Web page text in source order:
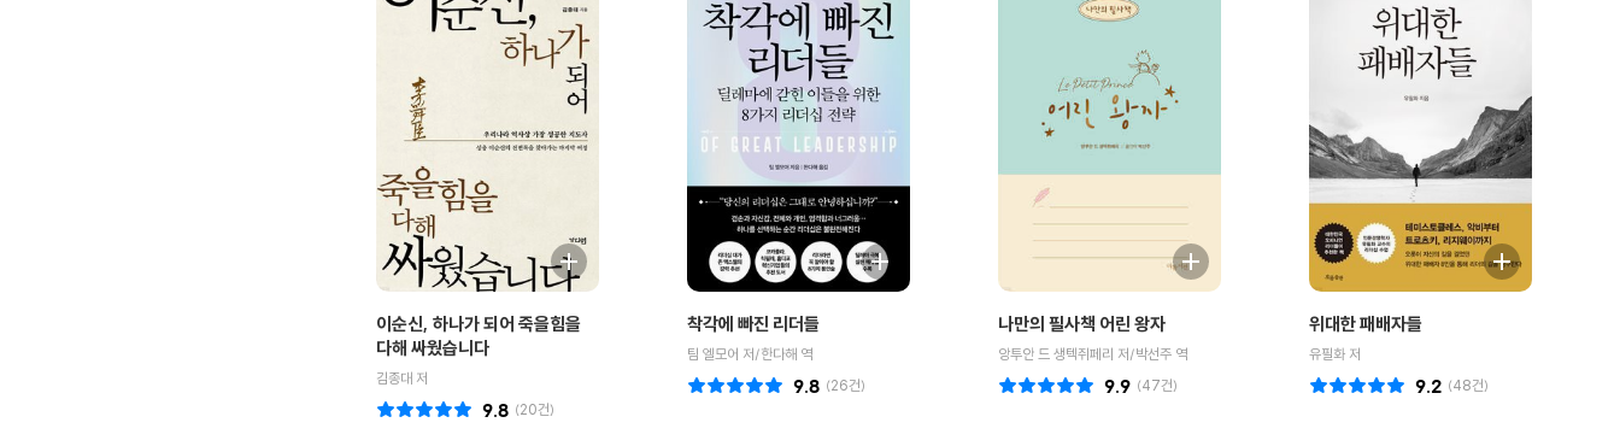
이순신, 하나가 되어 죽을힘을
다해 싸웠습니다
김종대 저
(20건)
9.8
착각에 빠진 리더들
팀 엘모어 저/한다해 역
(26건)
9.8
나만의 필사책 어린 왕자
앙투안 드 생텍쥐페리 저/박선주 역
(47건)
9.9
위대한 패배자들
유필화 저
(48건)
9.2